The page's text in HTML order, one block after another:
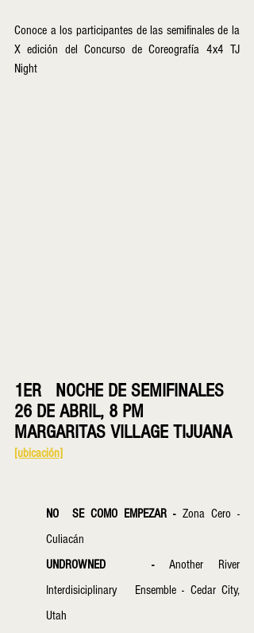
Conoce a los participantes de las semifinales de la
X edición del Concurso de Coreografía 4x4 TJ
Night
1ER   NOCHE DE SEMIFINALES
26 DE ABRIL, 8 PM
MARGARITAS VILLAGE TIJUANA
[ubicación]
NO  SE COMO EMPEZAR - Zona Cero -
Culiacán
UNDROWNED   - Another River
Interdisiciplinary   Ensemble - Cedar City,
Utah